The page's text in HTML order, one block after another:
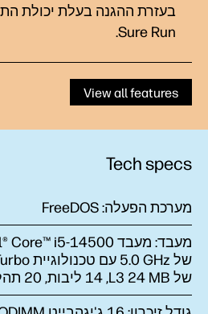
Sure Run‏.
View all features
Tech specs
מערכת הפעלה:FreeDOS
מעבד:
של ‎L3 24 MB‏, 14 ליבות, 20